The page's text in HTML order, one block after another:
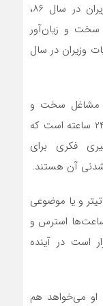
اجتماعی، موضوع تصویب نامه هیات وزیران در سال ۸۶،
سخت و زیان‌آور
وزیران در سال
مشاغل سخت و
زیان‌آور به حساب بیاید؟ خبرنگاری شغلی 24 ساعته است که
فکری برای
آن هستند.
و یا موضوعی
استرس و
است در آینده
می‌خواهد هم